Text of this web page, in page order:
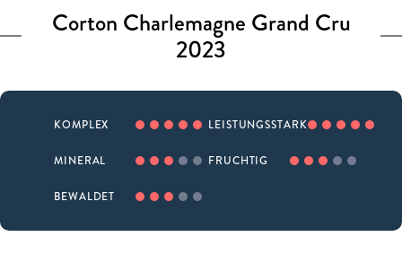
Corton Charlemagne Grand Cru
2023
KOMPLEX LEISTUNGSSTARK
MINERAL FRUCHTIG
BEWALDET